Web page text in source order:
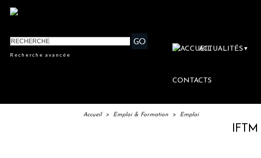
Recherche avancée
ACTUALITÉS ▼
CONTACTS
Accueil > Emploi & Formation > Emploi
IFTM :